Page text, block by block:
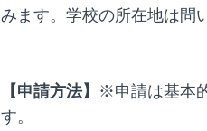
みます。学校の所在地は問
【申請方法】 ※申請は基本
す。